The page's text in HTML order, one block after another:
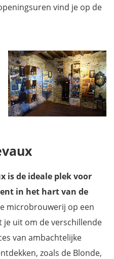
vind je op de
is de ideale plek voor
in het hart van de
microbrouwerij op een
uit om de verschillende
van ambachtelijke
zoals de Blonde,